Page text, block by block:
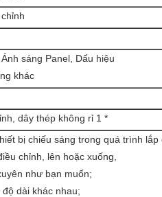
sáng Panel, Dấu hiệu
khác
dây thép không rỉ 1 *
bị chiếu sáng trong quá trình lắp
chỉnh, lên hoặc xuống,
như bạn muốn;
dài khác nhau;